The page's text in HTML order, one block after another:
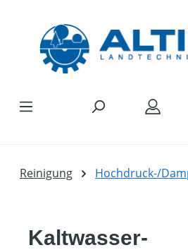
Reinigung Hochdruck-/
Kaltwasser-